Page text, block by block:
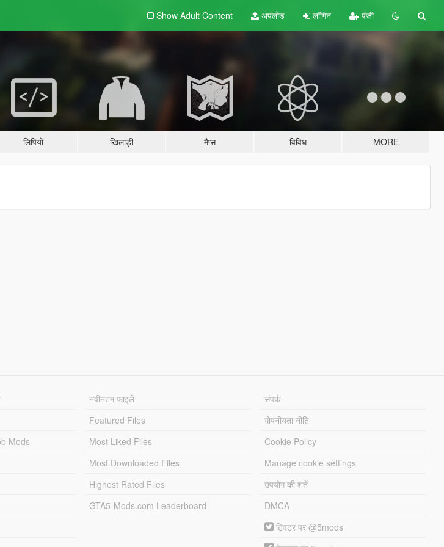
Show Adult Content अपलोड लॉगिन पंजी
लिपियों खिलाड़ी मैप्स विविध MORE
Mods
नवीनतम फ़ाइलें
Featured Files
Most Liked Files
Most Downloaded Files
Highest Rated Files
GTA5-Mods.com Leaderboard
संपर्क
गोपनीयता नीति
Cookie Policy
Manage cookie settings
उपयोग की शर्तें
DMCA
ट्विटर पर @5mods